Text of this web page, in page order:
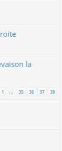
la
1 … 35 36 37 38